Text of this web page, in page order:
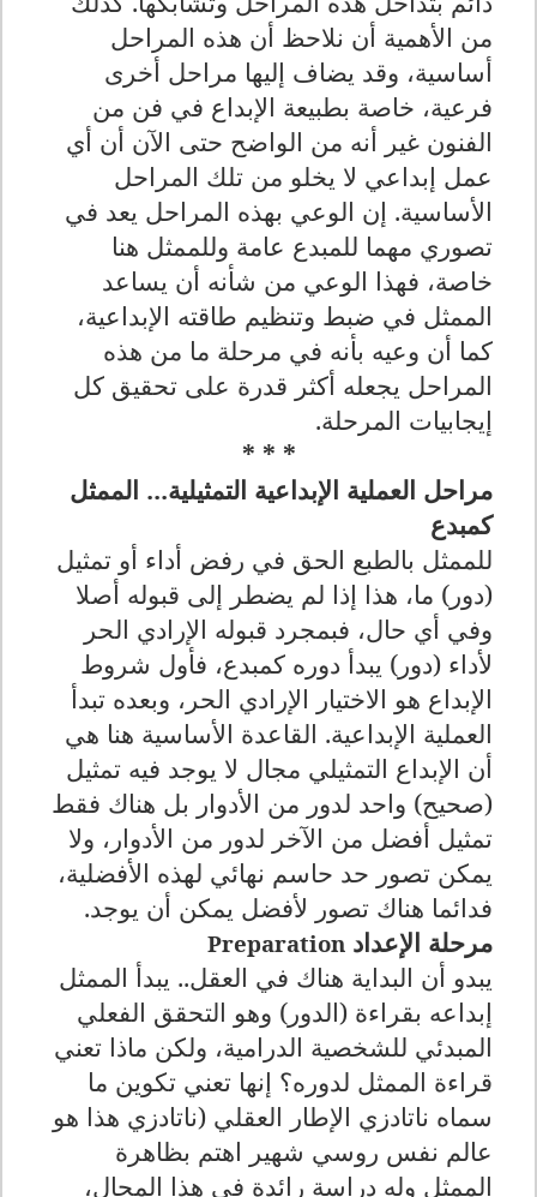
من الأهمية أن نلاحظ أن هذه المراحل
أساسية، وقد يضاف إليها مراحل أخرى
فرعية، خاصة بطبيعة الإبداع في فن من
الفنون غير أنه من الواضح حتى الآن أن أي
عمل إبداعي لا يخلو من تلك المراحل
الأساسية. إن الوعي بهذه المراحل يعد في
تصوري مهما للمبدع عامة وللممثل هنا
خاصة، فهذا الوعي من شأنه أن يساعد
الممثل في ضبط وتنظيم طاقته الإبداعية،
كما أن وعيه بأنه في مرحلة ما من هذه
المراحل يجعله أكثر قدرة على تحقيق كل
إيجابيات المرحلة.
* * *
مراحل العملية الإبداعية التمثيلية... الممثل
كمبدع
للممثل بالطبع الحق في رفض أداء أو تمثيل
(دور) ما، هذا إذا لم يضطر إلى قبوله أصلا
وفي أي حال، فبمجرد قبوله الإرادي الحر
لأداء (دور) يبدأ دوره كمبدع، فأول شروط
الإبداع هو الاختيار الإرادي الحر، وبعده تبدأ
العملية الإبداعية. القاعدة الأساسية هنا هي
أن الإبداع التمثيلي مجال لا يوجد فيه تمثيل
(صحيح) واحد لدور من الأدوار بل هناك فقط
تمثيل أفضل من الآخر لدور من الأدوار، ولا
يمكن تصور حد حاسم نهائي لهذه الأفضلية،
فدائما هناك تصور لأفضل يمكن أن يوجد.
مرحلة الإعداد Preparation
يبدو أن البداية هناك في العقل.. يبدأ الممثل
إبداعه بقراءة (الدور) وهو التحقق الفعلي
المبدئي للشخصية الدرامية، ولكن ماذا تعني
قراءة الممثل لدوره؟ إنها تعني تكوين ما
سماه ناتادزي الإطار العقلي (ناتادزي هذا هو
عالم نفس روسي شهير اهتم بظاهرة
الممثل وله دراسة رائدة في هذا المجال،